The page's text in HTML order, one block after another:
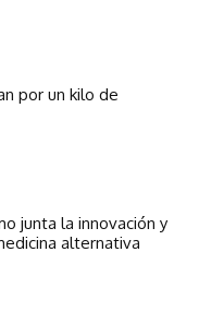
por un kilo de
junta la innovación y
alternativa